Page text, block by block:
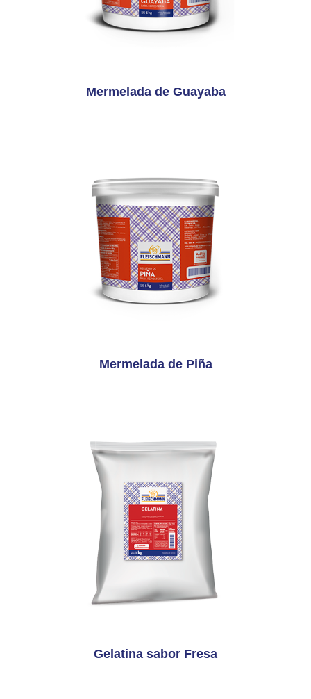
Mermelada de Guayaba
Mermelada de Piña
Gelatina sabor Fresa